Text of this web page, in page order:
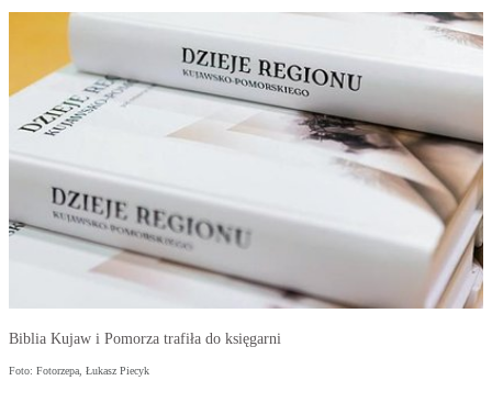
Biblia Kujaw i Pomorza trafiła do księgarni
Foto: Fotorzepa, Łukasz Piecyk